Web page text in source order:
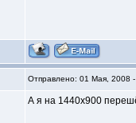
Отправлено: 01 Мая, 2008 -
А я на 1440х900